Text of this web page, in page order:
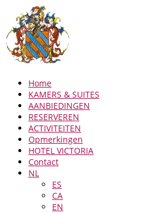
Home
KAMERS & SUITES
AANBIEDINGEN
RESERVEREN
ACTIVITEITEN
Opmerkingen
HOTEL VICTORIA
Contact
NL
ES
CA
EN